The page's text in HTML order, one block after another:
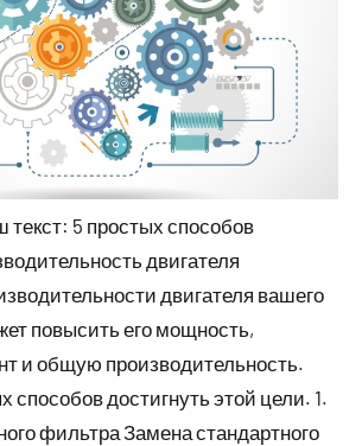
текст: 5 простых способов
двигателя
двигателя вашего
повысить его мощность,
и общую производительность.
способов достигнуть этой цели. 1.
фильтра Замена стандартного